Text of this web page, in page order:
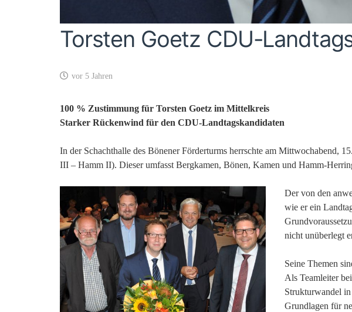
Torsten Goetz CDU-
vor 5 Jahren
100 % Zustimmung für Torsten Goetz im Mittelkreis
Starker Rückenwind für den CDU-Landtagskandidaten
In der Schachthalle des Bönener Förderturms herrschte am Mittwochabend,
III – Hamm II). Dieser umfasst Bergkamen, Bönen, Kamen und Hamm-
Der von den
wie er ein
nicht unüberlegt
Seine Themen
Als Teamleiter
Strukturwandel
Grundlagen für